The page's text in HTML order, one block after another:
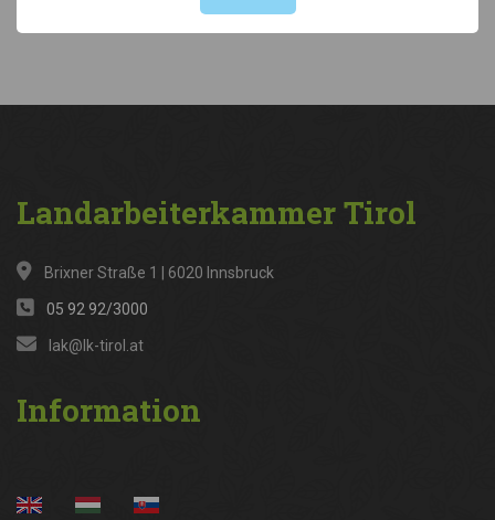
LandarbeiterkammerTirol
Brixner Straße 1 | 6020 Innsbruck
05 92 92/3000
lak@lk-tirol.at
Information